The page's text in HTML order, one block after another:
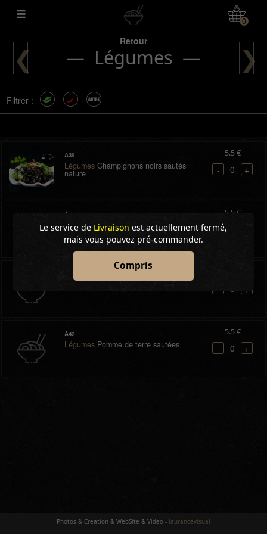
Mon Compte
0
Retour
— Légumes —
❮ ❯
Filtrer :
A39
LégumesChampignons noirs sautés
nature
5.5 €
- 0 +
A40
LégumesBrocolis sautés nature
5.5 €
-
0 +
A42
LégumesPomme de terre sautées
5.5 €
- 0 +
Le service de Livraisonest actuellement fermé,
mais vous pouvez pré-commander.
Compris
Photos & Creation & WebSite & Video - laurancevisual